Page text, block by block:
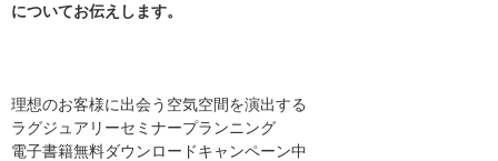
についてお伝えします。
理想のお客様に出会う空気空間を演出する
ラグジュアリーセミナープランニング
電子書籍無料ダウンロードキャンペーン中